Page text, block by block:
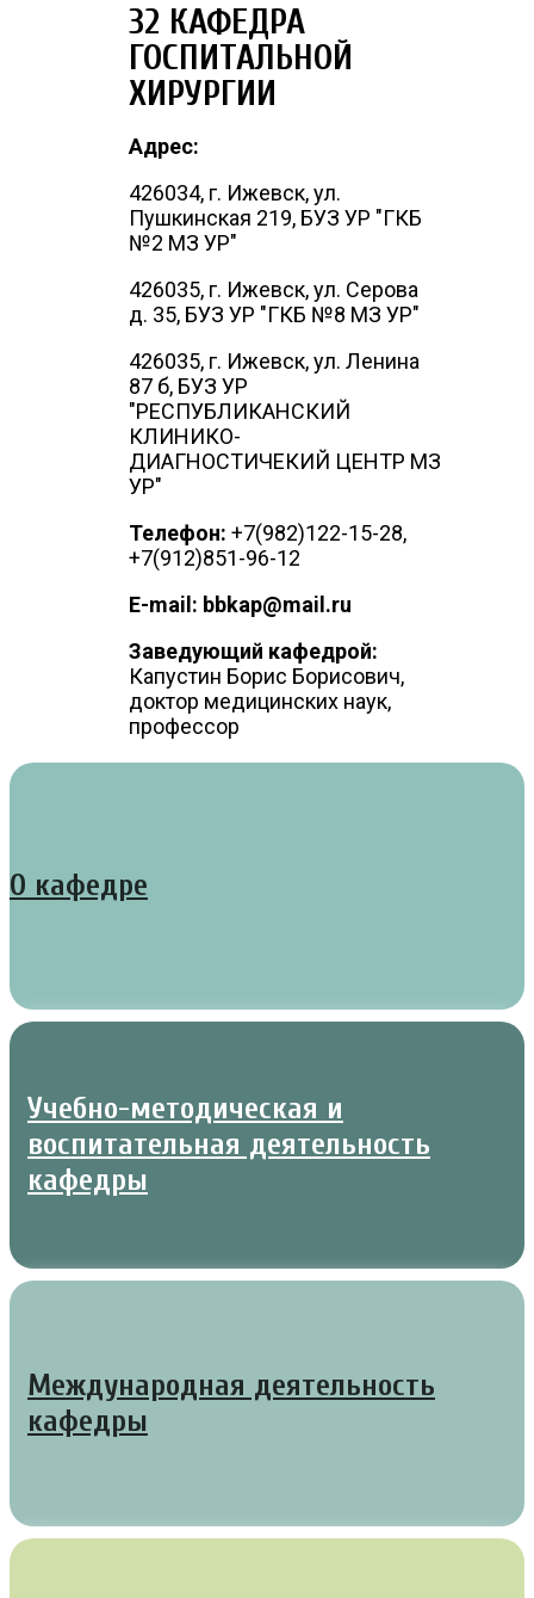
32 КАФЕДРА
ГОСПИТАЛЬНОЙ
ХИРУРГИИ
Адрес:
426034, г. Ижевск, ул.
Пушкинская 219, БУЗ УР "ГКБ
№2 МЗ УР"
426035, г. Ижевск, ул. Серова
д. 35, БУЗ УР "ГКБ №8 МЗ УР"
426035, г. Ижевск, ул. Ленина
87 б, БУЗ УР
"РЕСПУБЛИКАНСКИЙ
КЛИНИКО-
ДИАГНОСТИЧЕКИЙ ЦЕНТР МЗ
УР"
Телефон: +7(982)122-15-28,
+7(912)851-96-12
E-mail: bbkap@mail.ru
Заведующий кафедрой:
Капустин Борис Борисович,
доктор медицинских наук,
профессор
О кафедре
Учебно-методическая и
воспитательная деятельность
кафедры
Международная деятельность
кафедры